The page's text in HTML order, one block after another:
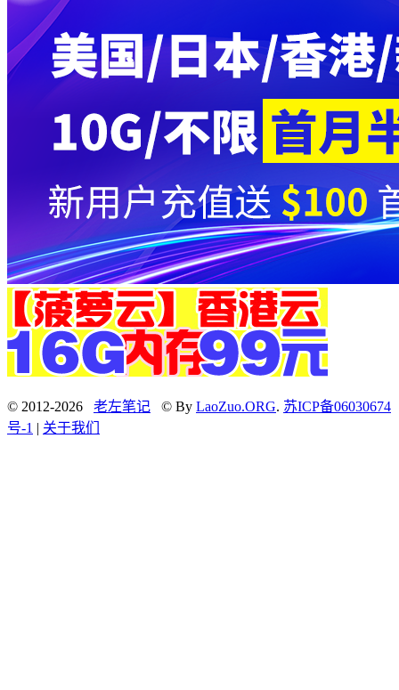
© 2012-2026 老左笔记 © By LaoZuo.ORG. 苏ICP备06030674
号-1 | 关于我们